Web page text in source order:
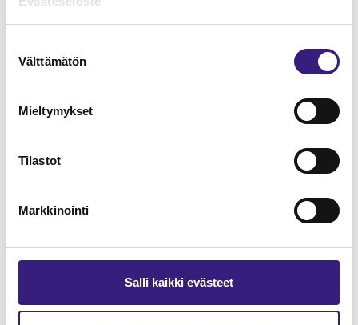
valinta
Välttämätön
Mieltymykset
Tilastot
Markkinointi
Salli kaikki evästeet
näytenumero